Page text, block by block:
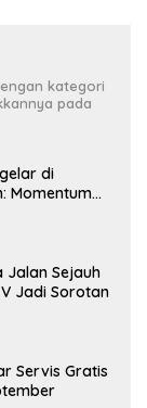
kategori
pada
di
Momentum
Jalan Sejauh
Jadi Sorotan
Servis Gratis